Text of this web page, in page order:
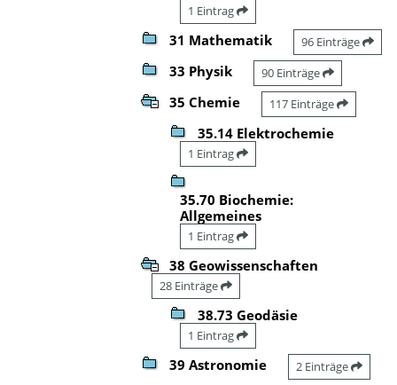
1 Eintrag
31 Mathematik 96 Einträge
33 Physik 90 Einträge
35 Chemie 117 Einträge
35.14 Elektrochemie
1 Eintrag
35.70 Biochemie:
Allgemeines
1 Eintrag
38 Geowissenschaften
28 Einträge
38.73 Geodäsie
1 Eintrag
39 Astronomie 2 Einträge